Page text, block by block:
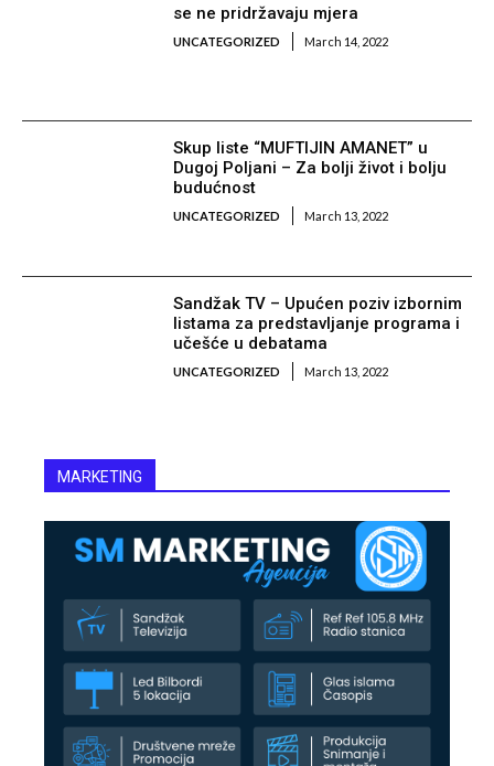
se ne pridržavaju mjera
UNCATEGORIZED March 14, 2022
Skup liste “MUFTIJIN AMANET” u
Dugoj Poljani – Za bolji život i bolju
budućnost
UNCATEGORIZED March 13, 2022
Sandžak TV – Upućen poziv izbornim
listama za predstavljanje programa i
učešće u debatama
UNCATEGORIZED March 13, 2022
MARKETING